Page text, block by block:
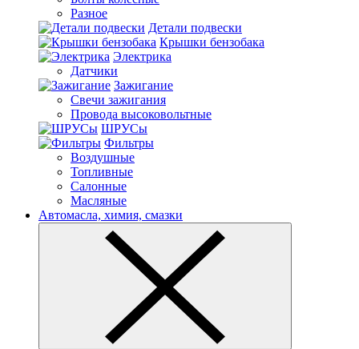
Разное
Детали подвески
Крышки бензобака
Электрика
Датчики
Зажигание
Свечи зажигания
Провода высоковольтные
ШРУСы
Фильтры
Воздушные
Топливные
Салонные
Масляные
Автомасла, химия, смазки